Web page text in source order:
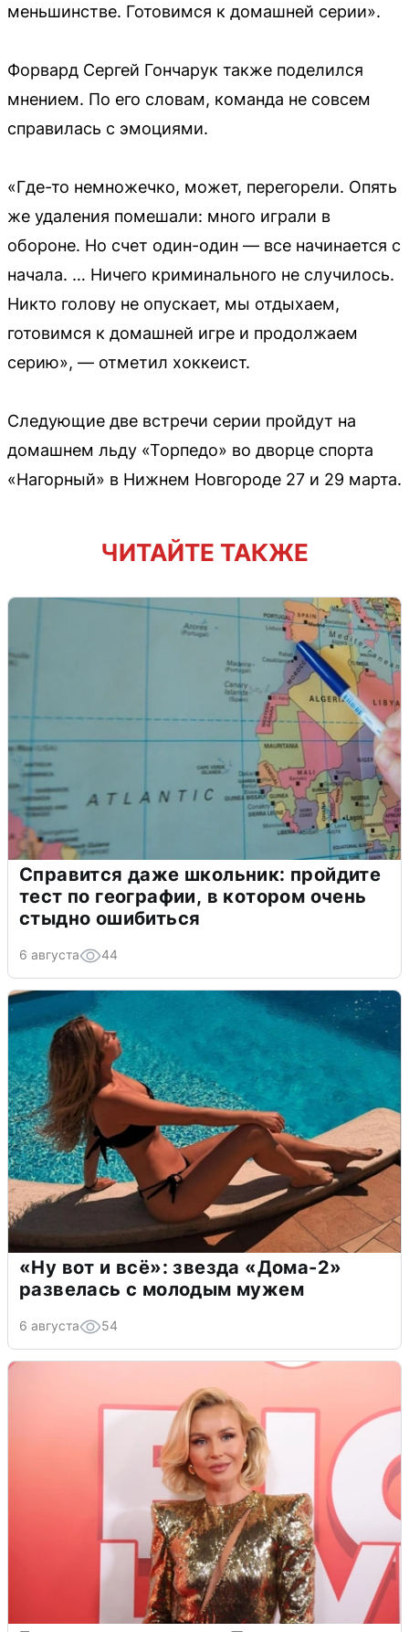
меньшинстве. Готовимся к домашней серии».
Форвард Сергей Гончарук также поделился
мнением. По его словам, команда не совсем
справилась с эмоциями.
«Где-то немножечко, может, перегорели. Опять
же удаления помешали: много играли в
обороне. Но счет один-один — все начинается с
начала. … Ничего криминального не случилось.
Никто голову не опускает, мы отдыхаем,
готовимся к домашней игре и продолжаем
серию», — отметил хоккеист.
Следующие две встречи серии пройдут на
домашнем льду «Торпедо» во дворце спорта
«Нагорный» в Нижнем Новгороде 27 и 29 марта.
ЧИТАЙТЕ ТАКЖЕ
Справится даже школьник: пройдите
тест по географии, в котором очень
стыдно ошибиться
6 августа 44
«Ну вот и всё»: звезда «Дома-2»
развелась с молодым мужем
6 августа 54